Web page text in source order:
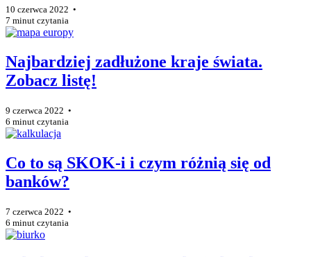
10 czerwca 2022 •
7 minut czytania
Najbardziej zadłużone kraje świata.
Zobacz listę!
9 czerwca 2022 •
6 minut czytania
Co to są SKOK-i i czym różnią się od
banków?
7 czerwca 2022 •
6 minut czytania